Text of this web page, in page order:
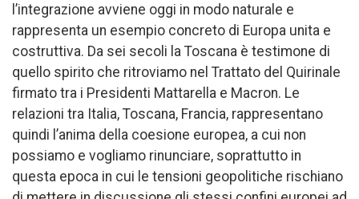
l’integrazione avviene oggi in modo naturale e
rappresenta un esempio concreto di Europa unita e
costruttiva. Da sei secoli la Toscana è testimone di
quello spirito che ritroviamo nel Trattato del Quirinale
firmato tra i Presidenti Mattarella e Macron. Le
relazioni tra Italia, Toscana, Francia, rappresentano
quindi l’anima della coesione europea, a cui non
possiamo e vogliamo rinunciare, soprattutto in
questa epoca in cui le tensioni geopolitiche rischiano